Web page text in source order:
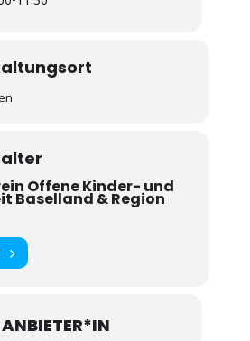
Offene Kinder- und
Baselland & Region